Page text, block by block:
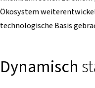
Ökosystem
technologische Basis
Dynamisch